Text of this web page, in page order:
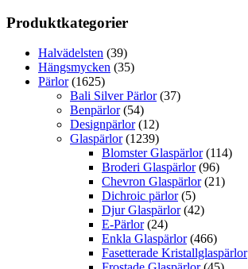
Produktkategorier
Halvädelsten (39)
Hängsmycken (35)
Pärlor (1625)
Bali Silver Pärlor (37)
Benpärlor (54)
Designpärlor (12)
Glaspärlor (1239)
Blomster Glaspärlor (114)
Broderi Glaspärlor (96)
Chevron Glaspärlor (21)
Dichroic pärlor (5)
Djur Glaspärlor (42)
E-Pärlor (24)
Enkla Glaspärlor (466)
Fasetterade Kristallglaspärlor